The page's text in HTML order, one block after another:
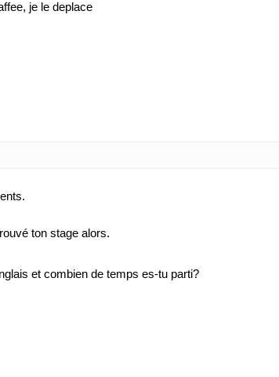
je le deplace
ton stage alors.
et combien de temps es-tu parti?